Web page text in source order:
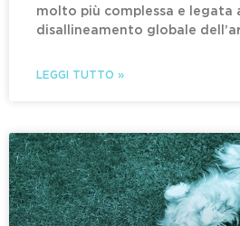
molto più complessa e legata
disallineamento globale
LEGGI TUTTO »